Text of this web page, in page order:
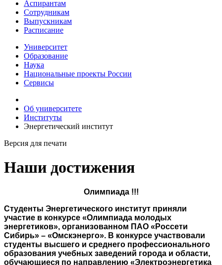
Аспирантам
Сотрудникам
Выпускникам
Расписание
Университет
Образование
Наука
Национальные проекты России
Сервисы
Об университете
Институты
Энергетический институт
Версия для печати
Наши достижения
Олимпиада !!!
Студенты Энергетического институт приняли
участие в конкурсе «Олимпиада молодых
энергетиков», организованном ПАО «Россети
Сибирь» – «Омскэнерго». В конкурсе участвовали
студенты высшего и среднего профессионального
образования учебных заведений города и области,
обучающиеся по направлению «Электроэнергетика